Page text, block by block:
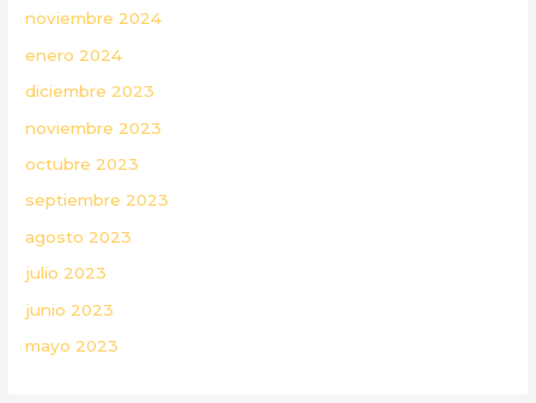
noviembre 2024
enero 2024
diciembre 2023
noviembre 2023
octubre 2023
septiembre 2023
agosto 2023
julio 2023
junio 2023
mayo 2023